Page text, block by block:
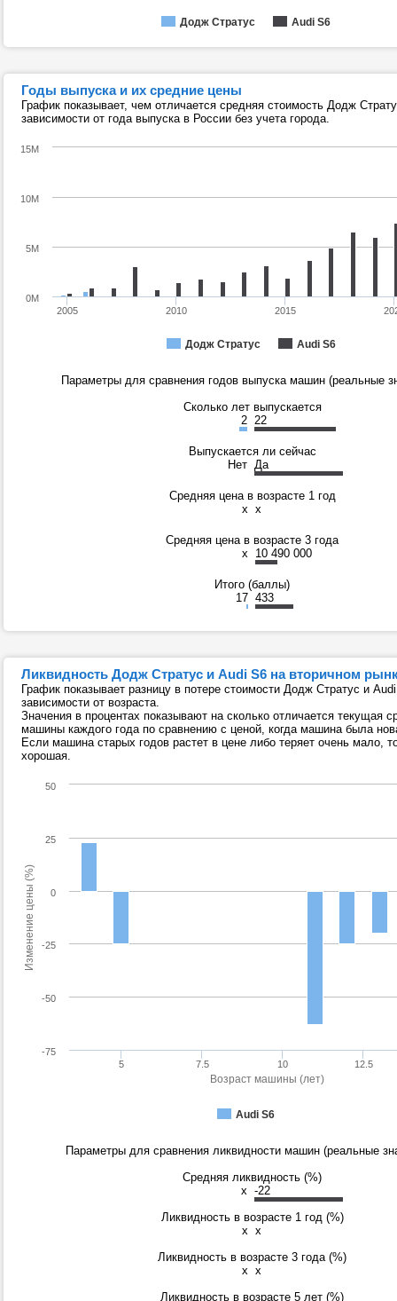
Додж Стратус Audi S6
Годы выпуска и их средние цены
График показывает, чем отличается средняя стоимость Додж
зависимости от года выпуска в России без учета города.
Додж Стратус Audi S6
2005 2010 2015
0M
5M
10M
15M
Параметры для сравнения годов выпуска машин (реальные
Сколько лет выпускается
2 22
Выпускается ли сейчас
Нет Да
Средняя цена в возрасте 1 год
x x
Средняя цена в возрасте 3 года
x
10 490 000
Итого (баллы)
17 433
Ликвидность Додж Стратус и Audi S6 на вторичном
График показывает разницу в потере стоимости Додж Стратус и
зависимости от возраста.
Значения в процентах показывают на сколько отличается текущая
машины каждого года по сравнению с ценой, когда машина была
Если машина старых годов растет в цене либо теряет очень мало,
хорошая.
Возраст машины (лет)
Изменение цены (%)
Audi S6
10
5 7.5 12.5
0
-75
-50
-25
25
50
Параметры для сравнения ликвидности машин (реальные
Средняя ликвидность (%)
x -22
Ликвидность в возрасте 1 год (%)
x x
Ликвидность в возрасте 3 года (%)
x x
Ликвидность в возрасте 5 лет (%)